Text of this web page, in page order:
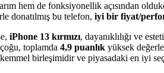
hem de fonksiyonellik açısından
donatılmış bu telefon, iyi bir fiyat/
iPhone 13 kırmızı, dayanıklılığı ve
toplamda 4,9 puanlık yüksek
birleşimidir ve piyasadaki en iyi